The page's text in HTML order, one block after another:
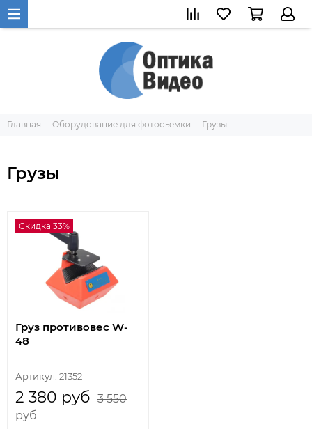
Главная Оборудование для фотосъемки Грузы
Грузы
Скидка 33%
Груз противовес W-
48
Артикул: 21352
2 380 руб 3 550
руб